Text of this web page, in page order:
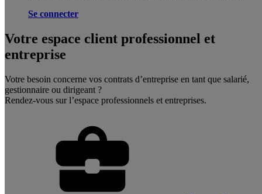
Se connecter
Votre espace client professionnel et
entreprise
Votre besoin concerne vos contrats d’entreprise en tant que salarié,
gestionnaire ou dirigeant ?
Rendez-vous sur l’espace professionnels et entreprises.